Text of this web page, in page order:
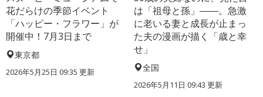
花だらけの季節イベント
「ハッピー・フラワー」が
開催中！7月3日まで
東京都
2026年5月25日 09:35 更新
は「祖母と孫」――。急激
に老いる妻と成長が止まっ
た夫の漫画が描く「歳と幸
せ」
全国
2026年5月11日 09:43 更新